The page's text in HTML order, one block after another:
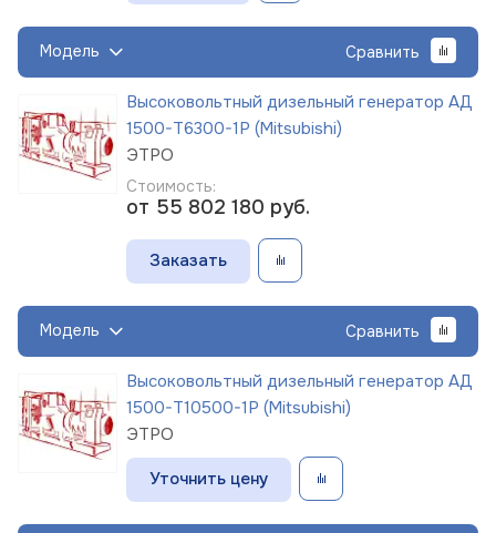
Модель Сравнить
Высоковольтный дизельный генератор АД
1500-Т6300-1Р (Mitsubishi)
ЭТРО
Стоимость:
от 55 802 180 руб.
Заказать
Модель Сравнить
Высоковольтный дизельный генератор АД
1500-Т10500-1Р (Mitsubishi)
ЭТРО
Уточнить цену